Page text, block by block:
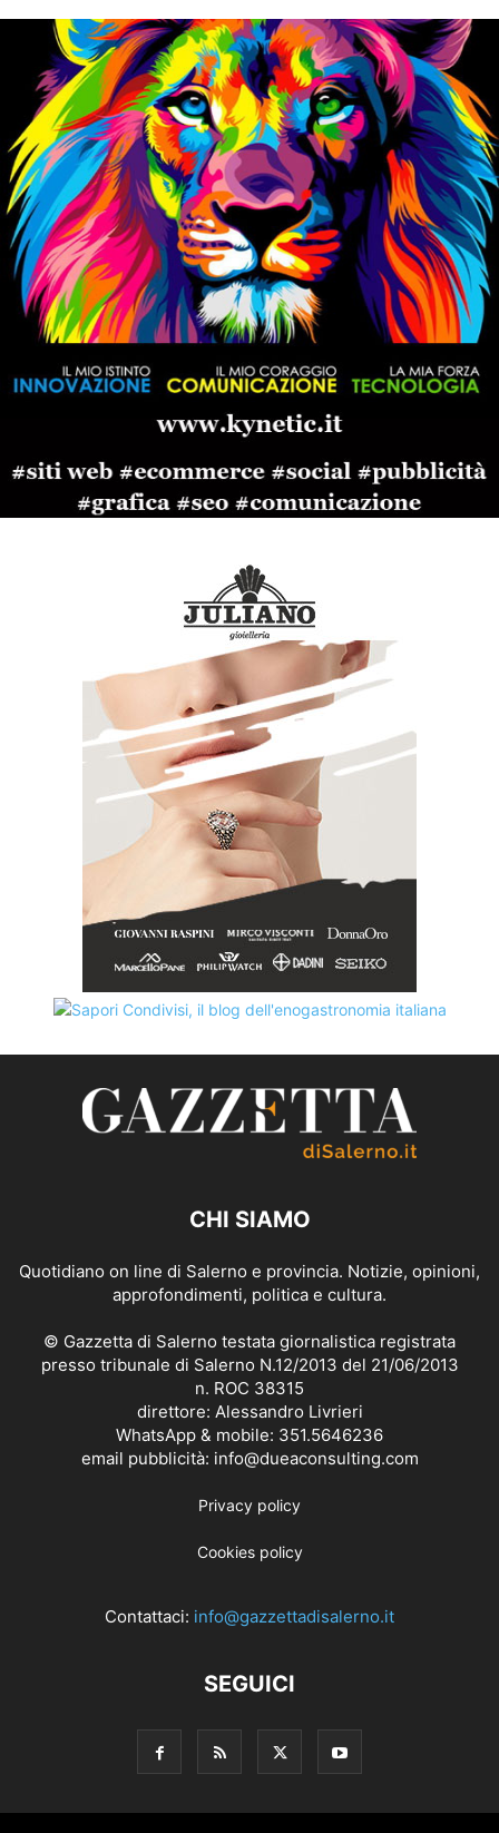
CHI SIAMO
Quotidiano on line di Salerno e provincia. Notizie, opinioni,
approfondimenti, politica e cultura.
© Gazzetta di Salerno testata giornalistica registrata
presso tribunale di Salerno N.12/2013 del 21/06/2013
n. ROC 38315
direttore: Alessandro Livrieri
WhatsApp & mobile: 351.5646236
email pubblicità: info@dueaconsulting.com
Privacy policy
Cookies policy
Contattaci: info@gazzettadisalerno.it
SEGUICI